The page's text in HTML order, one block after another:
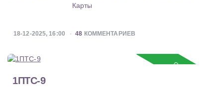
Карты
18-12-2025, 16:00 48 КОММЕНТАРИЕВ
1ПТС-9